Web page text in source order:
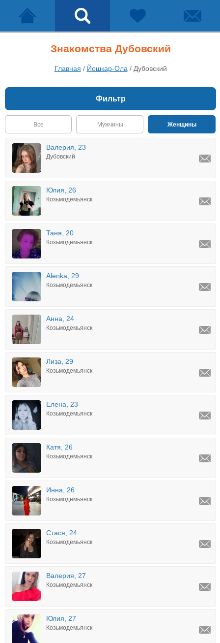
Знакомства Дубовский
Главная / Йошкар-Ола / Дубовский
Фильтр
Все Мужчины Женщины
Валерия, 23
Дубовский
Юлия, 26
Козьмодемьянск
Таня, 20
Козьмодемьянск
Alenka, 29
Козьмодемьянск
Анна, 24
Козьмодемьянск
Лиза, 29
Козьмодемьянск
Елена, 23
Козьмодемьянск
Катя, 26
Козьмодемьянск
Инна, 26
Козьмодемьянск
Стася, 24
Козьмодемьянск
Валерия, 27
Козьмодемьянск
Юлия, 27
Козьмодемьянск